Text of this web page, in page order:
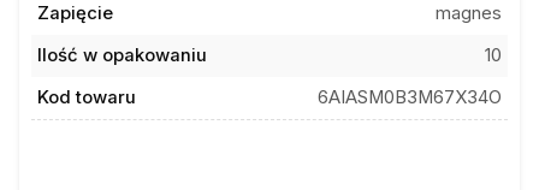
Zapięcie
magnes
Ilość w opakowaniu
10
Kod towaru
6AIASM0B3M67X34O